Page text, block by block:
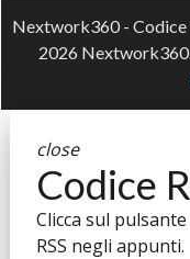
Nextwork360 -
2026 Nextwork360.
close
Codice
Clicca sul
RSS negli appunti.